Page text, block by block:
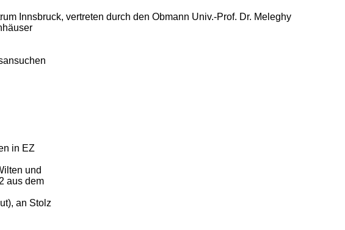
Innsbruck, vertreten durch den Obmann Univ.-Prof. Dr. Meleghy
in EZ
und
aus dem
an Stolz